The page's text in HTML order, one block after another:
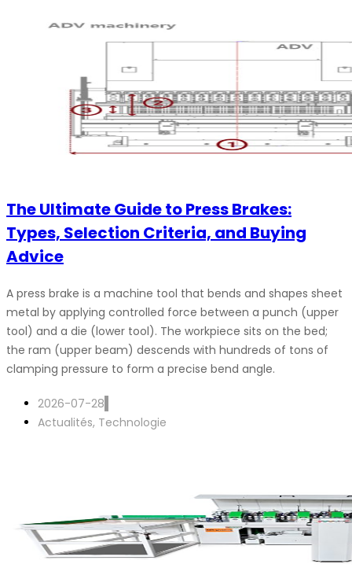
The Ultimate Guide to Press Brakes:
Types, Selection Criteria, and Buying
Advice
A press brake is a machine tool that bends and shapes sheet
metal by applying controlled force between a punch (upper
tool) and a die (lower tool). The workpiece sits on the bed;
the ram (upper beam) descends with hundreds of tons of
clamping pressure to form a precise bend angle.
2026-07-28
Actualités, Technologie